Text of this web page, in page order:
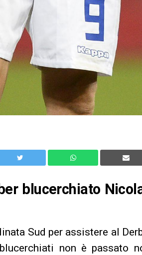
blucerchiato
Sud per assistere al
non è passato